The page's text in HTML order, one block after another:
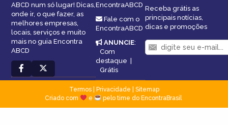
ABCD num só lugar! Dicas,
onde ir, o que fazer, as
melhores empresas,
locais, serviços e muito
mais no guia Encontra
ABCD
EncontraABCD
Fale com o
EncontraABCD
ANUNCIE:
Com
destaque
Grátis
Receba grátis as
principais notícias,
dicas e promoções
Termos| Privacidade
Sitemap
Criado com
e pelo time do EncontraBrasil